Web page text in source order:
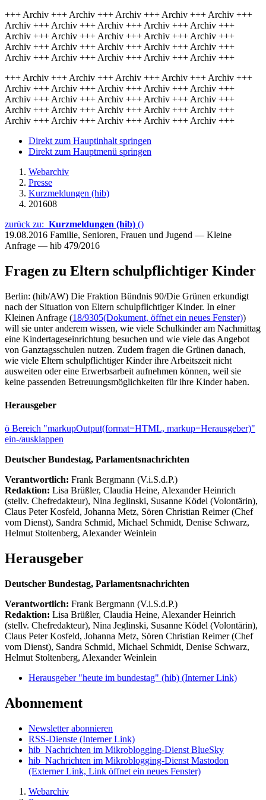
+++ Archiv +++ Archiv +++ Archiv +++ Archiv +++ Archiv +++
Archiv +++ Archiv +++ Archiv +++ Archiv +++ Archiv +++
Archiv +++ Archiv +++ Archiv +++ Archiv +++ Archiv +++
Archiv +++ Archiv +++ Archiv +++ Archiv +++ Archiv +++
Archiv +++ Archiv +++ Archiv +++ Archiv +++ Archiv +++
+++ Archiv +++ Archiv +++ Archiv +++ Archiv +++ Archiv +++
Archiv +++ Archiv +++ Archiv +++ Archiv +++ Archiv +++
Archiv +++ Archiv +++ Archiv +++ Archiv +++ Archiv +++
Archiv +++ Archiv +++ Archiv +++ Archiv +++ Archiv +++
Archiv +++ Archiv +++ Archiv +++ Archiv +++ Archiv +++
Direkt zum Hauptinhalt springen
Direkt zum Hauptmenü springen
Webarchiv
Presse
Kurzmeldungen (hib)
201608
zurück zu: Kurzmeldungen (hib) ()
19.08.2016 Familie, Senioren, Frauen und Jugend — Kleine
Anfrage — hib 479/2016
Fragen zu Eltern schulpflichtiger Kinder
Berlin: (hib/AW) Die Fraktion Bündnis 90/Die Grünen erkundigt
nach der Situation von Eltern schulpflichtiger Kinder. In einer
Kleinen Anfrage (18/9305(Dokument, öffnet ein neues Fenster))
will sie unter anderem wissen, wie viele Schulkinder am Nachmittag
eine Kindertageseinrichtung besuchen und wie viele das Angebot
von Ganztagsschulen nutzen. Zudem fragen die Grünen danach,
wie viele Eltern schulpflichtiger Kinder ihre Arbeitszeit nicht
ausweiten oder eine Erwerbsarbeit aufnehmen können, weil sie
keine passenden Betreuungsmöglichkeiten für ihre Kinder haben.
Herausgeber
ö Bereich "markupOutput(format=HTML, markup=Herausgeber)"
ein-/ausklappen
Deutscher Bundestag, Parlamentsnachrichten
Verantwortlich: Frank Bergmann (V.i.S.d.P.)
Redaktion: Lisa Brüßler, Claudia Heine, Alexander Heinrich
(stellv. Chefredakteur), Nina Jeglinski, Susanne Ködel (Volontärin),
Claus Peter Kosfeld, Johanna Metz, Sören Christian Reimer (Chef
vom Dienst), Sandra Schmid, Michael Schmidt, Denise Schwarz,
Helmut Stoltenberg, Alexander Weinlein
Herausgeber
Deutscher Bundestag, Parlamentsnachrichten
Verantwortlich: Frank Bergmann (V.i.S.d.P.)
Redaktion: Lisa Brüßler, Claudia Heine, Alexander Heinrich
(stellv. Chefredakteur), Nina Jeglinski, Susanne Ködel (Volontärin),
Claus Peter Kosfeld, Johanna Metz, Sören Christian Reimer (Chef
vom Dienst), Sandra Schmid, Michael Schmidt, Denise Schwarz,
Helmut Stoltenberg, Alexander Weinlein
Herausgeber "heute im bundestag" (hib) (Interner Link)
Abonnement
Newsletter abonnieren
RSS-Dienste (Interner Link)
hib_Nachrichten im Mikroblogging-Dienst BlueSky
hib_Nachrichten im Mikroblogging-Dienst Mastodon
(Externer Link, Link öffnet ein neues Fenster)
Webarchiv